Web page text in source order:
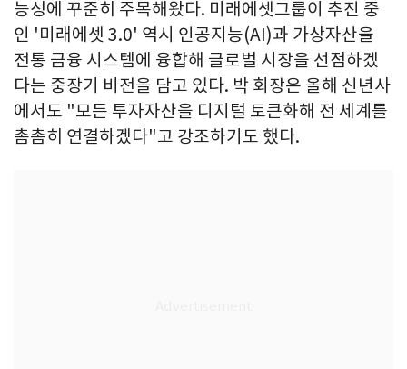
능성에 꾸준히 주목해왔다. 미래에셋그룹이 추진 중
인 '미래에셋 3.0' 역시 인공지능(AI)과 가상자산을
전통 금융 시스템에 융합해 글로벌 시장을 선점하겠
다는 중장기 비전을 담고 있다. 박 회장은 올해 신년사
에서도 "모든 투자자산을 디지털 토큰화해 전 세계를
촘촘히 연결하겠다"고 강조하기도 했다.